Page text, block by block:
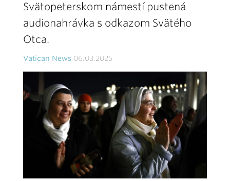
Svätopeterskom námestí pustená
audionahrávka s odkazom Svätého
Otca.
Vatican News 06.03.2025